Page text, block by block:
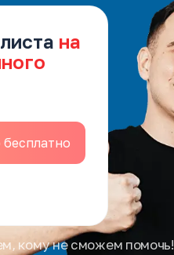
на
кому не сможем помочь!